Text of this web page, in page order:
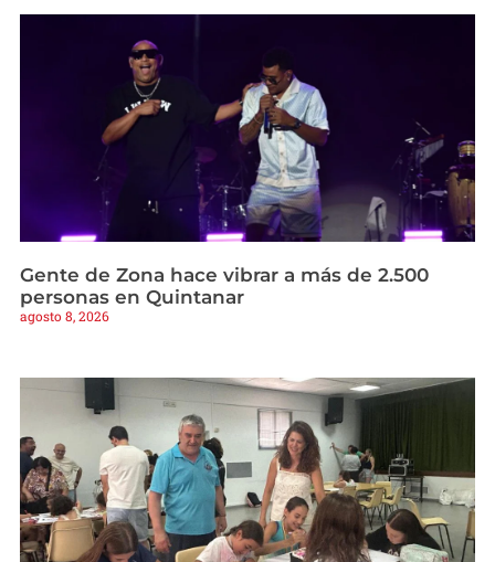
Gente de Zona hace vibrar a más de 2.500
personas en Quintanar
agosto 8, 2026